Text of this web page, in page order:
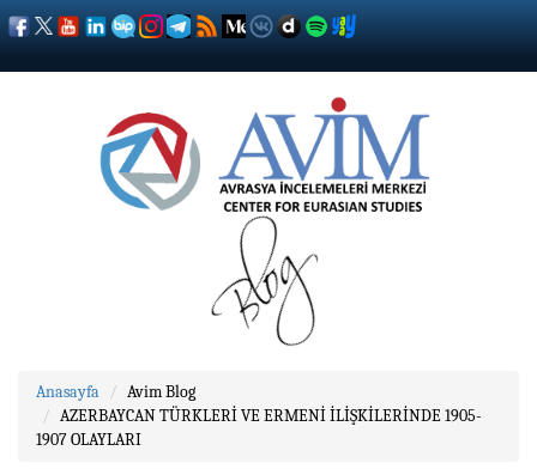
Anasayfa
Avim Blog
AZERBAYCAN TÜRKLERİ VE ERMENİ İLİŞKİLERİNDE 1905-
1907 OLAYLARI